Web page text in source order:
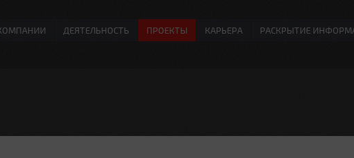
ДЕЯТЕЛЬНОСТЬ ПРОЕКТЫ КАРЬЕРА РАСКРЫТИЕ